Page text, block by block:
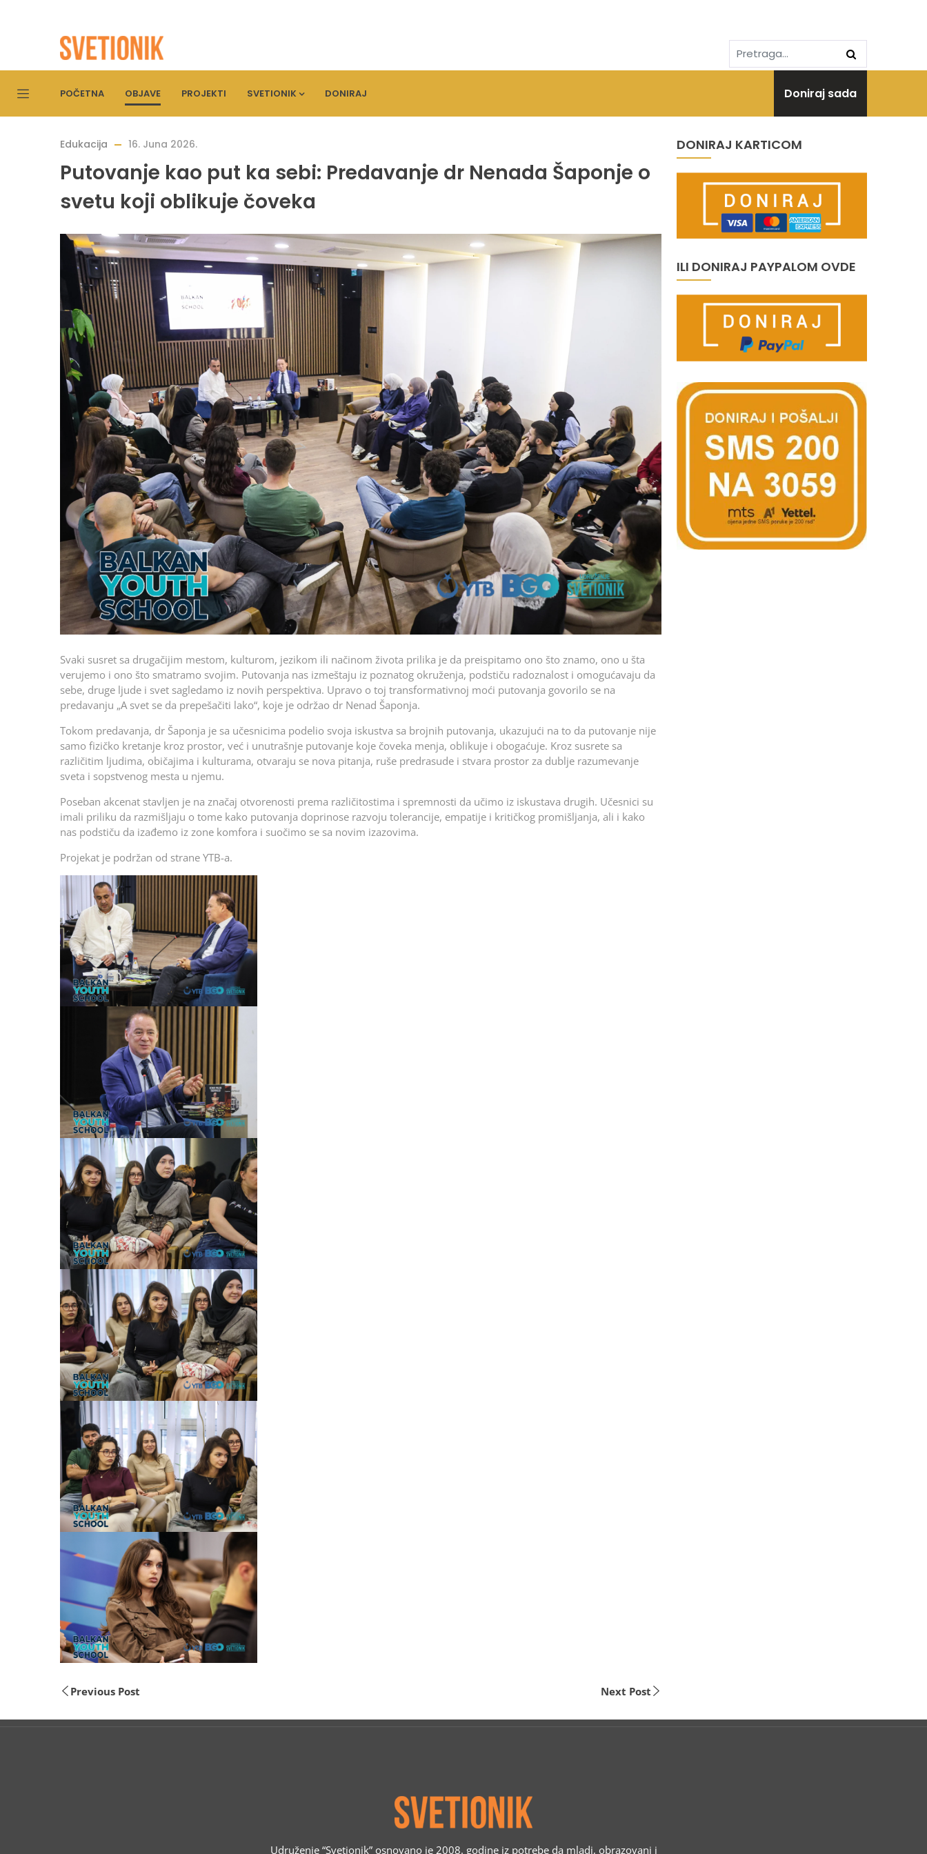
POČETNA OBJAVE PROJEKTI SVETIONIK DONIRAJ Doniraj sada
Edukacija 16. Juna 2026.
Putovanje kao put ka sebi: Predavanje dr Nenada Šaponje o
svetu koji oblikuje čoveka
Svaki susret sa drugačijim mestom, kulturom, jezikom ili načinom života prilika je da preispitamo ono što znamo, ono u šta
verujemo i ono što smatramo svojim. Putovanja nas izmeštaju iz poznatog okruženja, podstiču radoznalost i omogućavaju da
sebe, druge ljude i svet sagledamo iz novih perspektiva. Upravo o toj transformativnoj moći putovanja govorilo se na
predavanju „A svet se da prepešačiti lako“, koje je održao dr Nenad Šaponja.
Tokom predavanja, dr Šaponja je sa učesnicima podelio svoja iskustva sa brojnih putovanja, ukazujući na to da putovanje nije
samo fizičko kretanje kroz prostor, već i unutrašnje putovanje koje čoveka menja, oblikuje i obogaćuje. Kroz susrete sa
različitim ljudima, običajima i kulturama, otvaraju se nova pitanja, ruše predrasude i stvara prostor za dublje razumevanje
sveta i sopstvenog mesta u njemu.
Poseban akcenat stavljen je na značaj otvorenosti prema različitostima i spremnosti da učimo iz iskustava drugih. Učesnici su
imali priliku da razmišljaju o tome kako putovanja doprinose razvoju tolerancije, empatije i kritičkog promišljanja, ali i kako
nas podstiču da izađemo iz zone komfora i suočimo se sa novim izazovima.
Projekat je podržan od strane YTB-a.
Previous Post Next Post
DONIRAJ KARTICOM
ILI DONIRAJ PAYPALOM OVDE
Udruženje “Svetionik” osnovano je 2008. godine iz potrebe da mladi, obrazovani i